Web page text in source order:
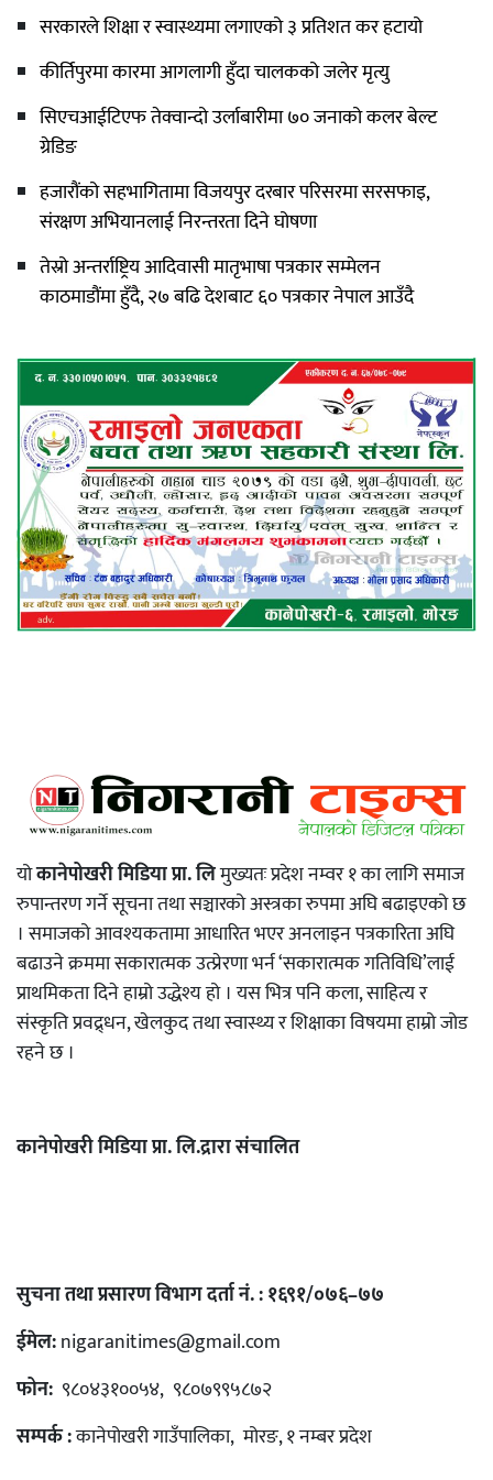
सरकारले शिक्षा र स्वास्थ्यमा लगाएको ३ प्रतिशत कर हटायो
कीर्तिपुरमा कारमा आगलागी हुँदा चालकको जलेर मृत्यु
सिएचआईटिएफ तेक्वान्दो उर्लाबारीमा ७० जनाको कलर बेल्ट
ग्रेडिङ
हजारौंको सहभागितामा विजयपुर दरबार परिसरमा सरसफाइ,
संरक्षण अभियानलाई निरन्तरता दिने घोषणा
तेस्रो अन्तर्राष्ट्रिय आदिवासी मातृभाषा पत्रकार सम्मेलन
काठमाडौंमा हुँदै, २७ बढि देशबाट ६० पत्रकार नेपाल आउँदै
योकानेपोखरी मिडिया प्रा. लिमुख्यतः प्रदेश नम्वर १ का लागि समाज
रुपान्तरण गर्ने सूचना तथा सञ्चारको अस्त्रका रुपमा अघि बढाइएको छ
। समाजको आवश्यकतामा आधारित भएर अनलाइन पत्रकारिता अघि
बढाउने क्रममा सकारात्मक उत्प्रेरणा भर्न ‘सकारात्मक गतिविधि’लाई
प्राथमिकता दिने हाम्रो उद्धेश्य हो । यस भित्र पनि कला, साहित्य र
संस्कृति प्रवद्र्धन, खेलकुद तथा स्वास्थ्य र शिक्षाका विषयमा हाम्रो जोड
रहने छ ।
कानेपोखरी मिडिया प्रा. लि.द्रारा संचालित
सुचना तथा प्रसारण विभाग दर्ता नं. : १६९१/०७६–७७
ईमेल:nigaranitimes@gmail.com
फोन: ९८०४३१००५४, ९८०७९९५८७२
सम्पर्क :कानेपोखरी गाउँपालिका, मोरङ, १ नम्बर प्रदेश